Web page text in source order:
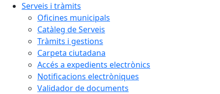
Serveis i tràmits
Oficines municipals
Catàleg de Serveis
Tràmits i gestions
Carpeta ciutadana
Accés a expedients electrònics
Notificacions electròniques
Validador de documents